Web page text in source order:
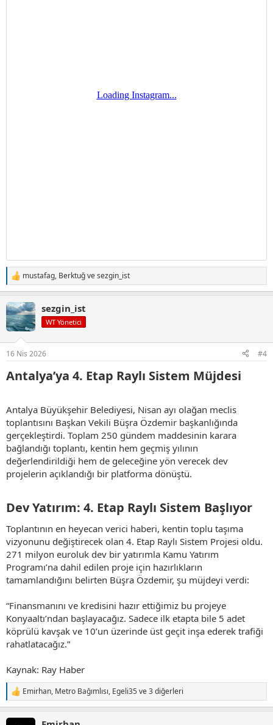
T
e
k
i
l
:
mustafag, Berktuğvesezgin_ist
sezgin_ist
WT Yönetici
16 Nis 2026 #4
Antalya’ya 4. Etap Raylı Sistem Müjdesi​
Antalya Büyükşehir Belediyesi, Nisan ayı olağan meclis
toplantısını Başkan Vekili Büşra Özdemir başkanlığında
gerçekleştirdi. Toplam 250 gündem maddesinin karara
bağlandığı toplantı, kentin hem geçmiş yılının
değerlendirildiği hem de geleceğine yön verecek dev
projelerin açıklandığı bir platforma dönüştü.
Dev Yatırım: 4. Etap Raylı Sistem Başlıyor​
Toplantının en heyecan verici haberi, kentin toplu taşıma
vizyonunu değiştirecek olan 4. Etap Raylı Sistem Projesi oldu.
271 milyon euroluk dev bir yatırımla Kamu Yatırım
Programı’na dahil edilen proje için hazırlıkların
tamamlandığını belirten Büşra Özdemir, şu müjdeyi verdi:
“Finansmanını ve kredisini hazır ettiğimiz bu projeye
Konyaaltı’ndan başlayacağız. Sadece ilk etapta bile 5 adet
köprülü kavşak ve 10’un üzerinde üst geçit inşa ederek trafiği
rahatlatacağız.”
Kaynak: Ray Haber
T
e
Emirhan, Metro Bağımlısı, Egeli35ve 3 diğerleri